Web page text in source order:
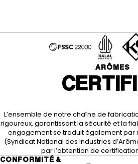
ARÔMES
L’ensemble de notre chaîne de
rigoureux, garantissant la sécurité et la
engagement se traduit également par
(Syndicat National des Industries
par l’obtention de
CONFORMITÉ &